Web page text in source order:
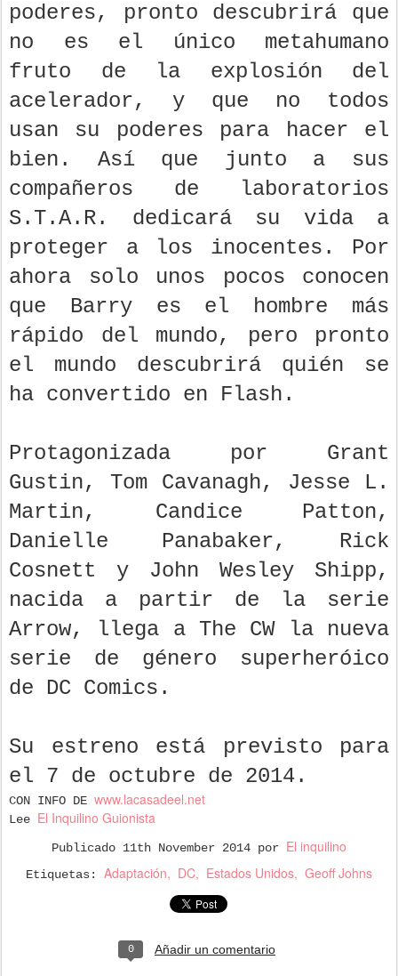
poderes, pronto descubrirá que
no es el único metahumano
fruto de la explosión del
acelerador, y que no todos
usan su poderes para hacer el
bien. Así que junto a sus
compañeros de laboratorios
S.T.A.R. dedicará su vida a
proteger a los inocentes. Por
ahora solo unos pocos conocen
que Barry es el hombre más
rápido del mundo, pero pronto
el mundo descubrirá quién se
ha convertido en Flash.
Protagonizada por Grant
Gustin, Tom Cavanagh, Jesse L.
Martin, Candice Patton,
Danielle Panabaker, Rick
Cosnett y John Wesley Shipp,
nacida a partir de la serie
Arrow, llega a The CW la nueva
serie de género superheróico
de DC Comics.
Su estreno está previsto para
el 7 de octubre de 2014.
CON INFO DE www.lacasadeel.net
Lee El Inquilino Guionista
Publicado 11th November 2014 por El inquilino
Etiquetas: Adaptación DC Estados Unidos Geoff Johns
0 Añadir un comentario